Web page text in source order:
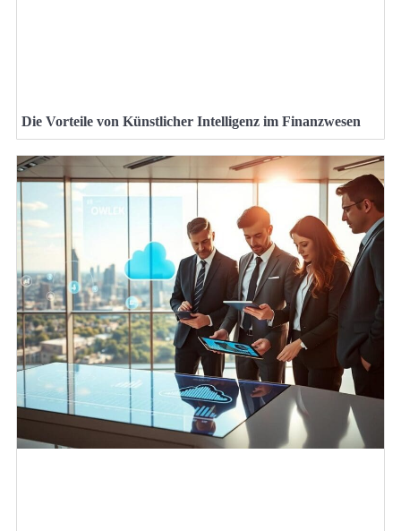
Die Vorteile von Künstlicher Intelligenz im Finanzwesen